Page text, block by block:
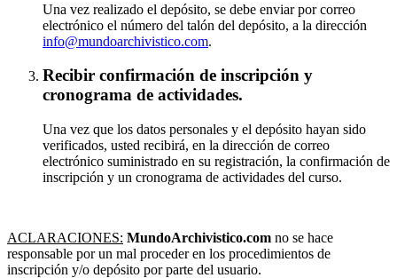
Una vez realizado el depósito, se debe enviar por correo
electrónico el número del talón del depósito, a la dirección
info@mundoarchivistico.com.
Recibir confirmación de inscripción y
cronograma de actividades.
Una vez que los datos personales y el depósito hayan sido
verificados, usted recibirá, en la dirección de correo
electrónico suministrado en su registración, la confirmación de
inscripción y un cronograma de actividades del curso.
ACLARACIONES: MundoArchivistico.com no se hace
responsable por un mal proceder en los procedimientos de
inscripción y/o depósito por parte del usuario.